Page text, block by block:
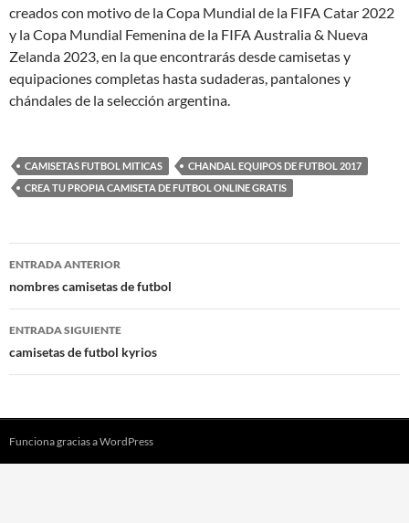
creados con motivo de la Copa Mundial de la FIFA Catar 2022
y la Copa Mundial Femenina de la FIFA Australia & Nueva
Zelanda 2023, en la que encontrarás desde camisetas y
equipaciones completas hasta sudaderas, pantalones y
chándales de la selección argentina.
CAMISETAS FUTBOL MITICAS
CHANDAL EQUIPOS DE FUTBOL 2017
CREA TU PROPIA CAMISETA DE FUTBOL ONLINE GRATIS
Navegación
de
entradas
ENTRADA ANTERIOR
nombres camisetas de futbol
ENTRADA SIGUIENTE
camisetas de futbol kyrios
Funciona gracias a WordPress